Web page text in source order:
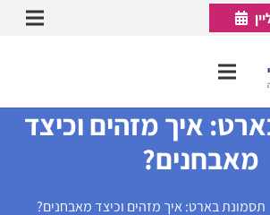
איך מזהים וכיצד
מאבחנים?
תסמונת בארט: איך מזהים וכיצד מאבחנים?